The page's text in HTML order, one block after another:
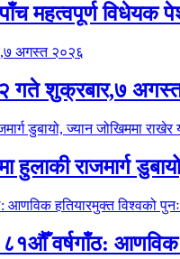
महत्वपूर्ण विधेयक
गते शुक्रबार,७
राजमार्ग
वर्षगाँठ: आणविक